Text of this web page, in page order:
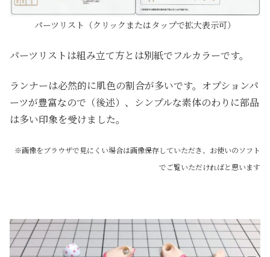
パーツリスト（クリックまたはタップで拡大表示可）
パーツリストは組み立て方とは別紙でフルカラーです。
ランナーは必然的に肌色の割合が多いです。オプションパ
ーツが豊富なので（後述）、シンプルな素体のわりに部品
は多い印象を受けました。
※画像をブラウザで見にくい場合は画像保存していただき、お使いのソフト
でご覧いただければと思います